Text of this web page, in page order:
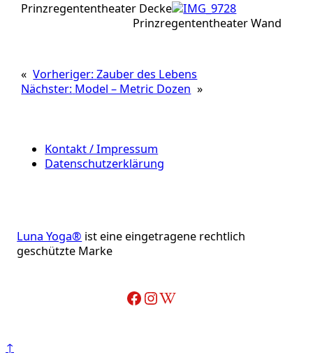
Prinzregententheater Decke
Prinzregententheater Wand
« Vorheriger:Zauber des Lebens
Nächster: Model – Metric Dozen »
Kontakt / Impressum
Datenschutzerklärung
Luna Yoga® ist eine eingetragene rechtlich
geschützte Marke
Facebook InstagramWikipedia-Artikel über Adelheid Ohlig
↑